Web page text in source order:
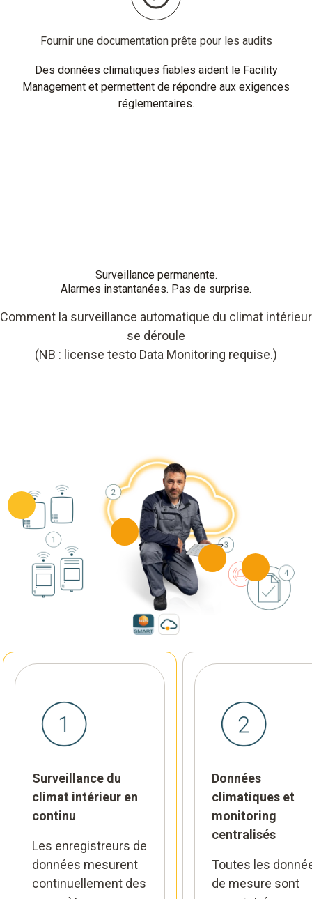
Fournir une documentation prête pour les audits
Des données climatiques fiables aident le Facility
Management et permettent de répondre aux exigences
réglementaires.
Surveillance permanente.
Alarmes instantanées. Pas de surprise.
Comment la surveillance automatique du climat intérieur
se déroule
(NB : license testo Data Monitoring requise.)
Surveillance du
climat intérieur en
continu
Les enregistreurs de
données mesurent
continuellement des
Données
climatiques et
monitoring
centralisés
Toutes les
de mesure sont